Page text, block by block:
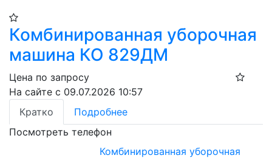
Комбинированная уборочная
машина КО 829ДМ
Цена по запросу
На сайте с 09.07.2026 10:57
Кратко
Подробнее
Посмотреть телефон
Комбинированная уборочная